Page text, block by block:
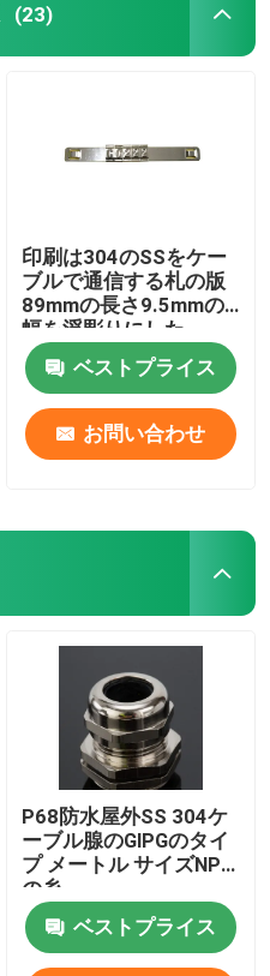
(23)
印刷は304のSSをケー
ブルで通信する札の版
89mmの長さ9.5mmの
幅を浮彫りにした
ベストプライス
お問い合わせ
P68防水屋外SS 304ケ
ーブル腺のGlPGのタイ
プ メートル サイズNPT
の糸
ベストプライス